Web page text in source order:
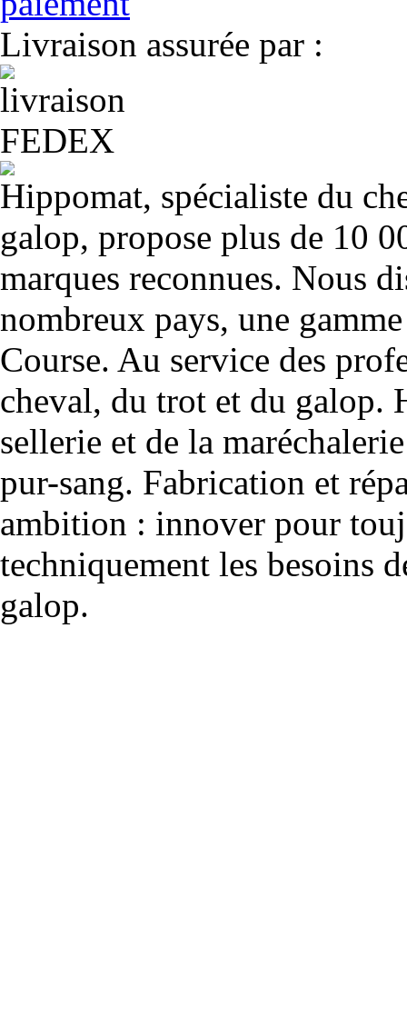
Livraison assurée par :
Hippomat, spécialiste du
galop, propose plus de 10
marques reconnues. Nous
nombreux pays, une
Course. Au service des
cheval, du trot et du galop.
sellerie et de la
pur-sang. Fabrication et
ambition : innover pour
techniquement les besoins
galop.